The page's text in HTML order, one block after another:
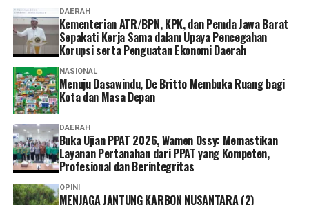
DAERAH
Kementerian ATR/BPN, KPK, dan Pemda Jawa Barat
Sepakati Kerja Sama dalam Upaya Pencegahan
Korupsi serta Penguatan Ekonomi Daerah
NASIONAL
Menuju Dasawindu, De Britto Membuka Ruang bagi
Kota dan Masa Depan
DAERAH
Buka Ujian PPAT 2026, Wamen Ossy: Memastikan
Layanan Pertanahan dari PPAT yang Kompeten,
Profesional dan Berintegritas
OPINI
MENJAGA JANTUNG KARBON NUSANTARA (2)